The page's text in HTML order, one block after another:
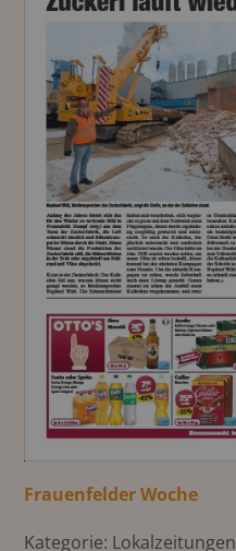
Frauenfelder Woche
Kategorie: Lokalzeitungen